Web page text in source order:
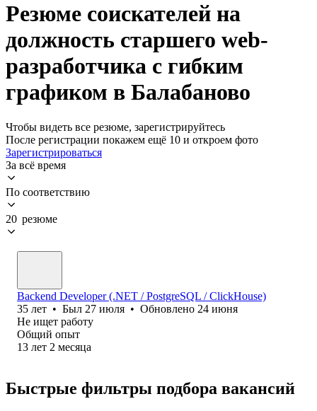
Резюме соискателей на
должность старшего web-
разработчика с гибким
графиком в Балабаново
Чтобы видеть все резюме, зарегистрируйтесь
После регистрации покажем ещё 10 и откроем фото
Зарегистрироваться
За всё время
По соответствию
20 резюме
Backend Developer (.NET / PostgreSQL / ClickHouse)
35 лет • Был 27 июля • Обновлено 24 июня
Не ищет работу
Общий опыт
13 лет 2 месяца
Быстрые фильтры подбора вакансий